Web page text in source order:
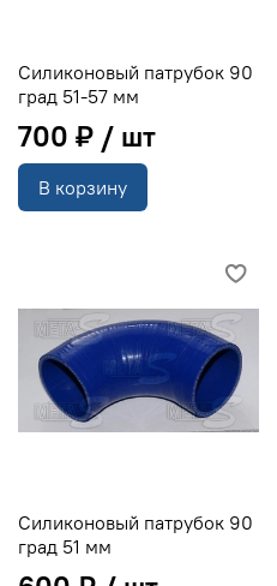
Силиконовый патрубок 90
град 51-57 мм
700 ₽
В корзину
Силиконовый патрубок 90
град 51 мм